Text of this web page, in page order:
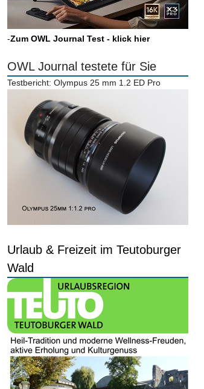
-Zum OWL Journal Test - klick hier
OWL Journal testete für Sie
Testbericht: Olympus 25 mm 1.2 ED Pro
Urlaub & Freizeit im Teutoburger
Wald